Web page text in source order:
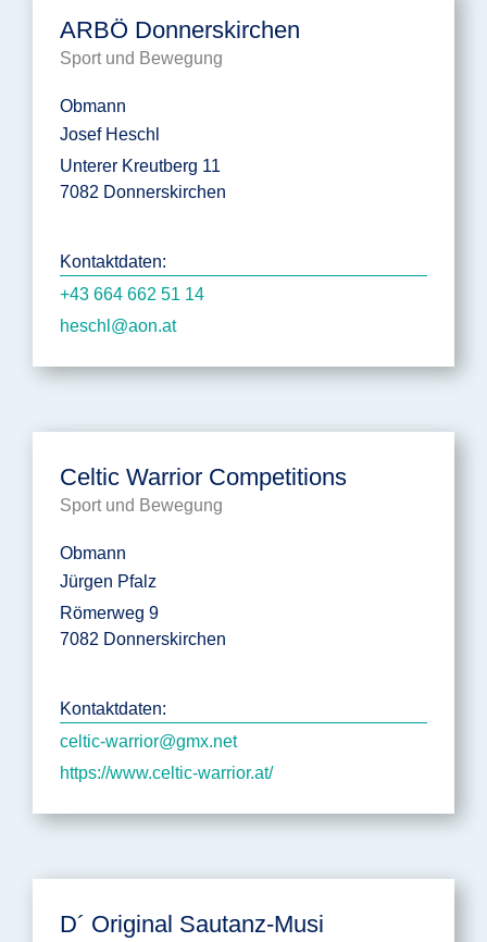
ARBÖ Donnerskirchen
Sport und Bewegung
Obmann
Josef Heschl
Unterer Kreutberg 11
7082 Donnerskirchen
Kontaktdaten:
+43 664 662 51 14
heschl@aon.at
Celtic Warrior Competitions
Sport und Bewegung
Obmann
Jürgen Pfalz
Römerweg 9
7082 Donnerskirchen
Kontaktdaten:
celtic-warrior@gmx.net
https://www.celtic-warrior.at/
D´ Original Sautanz-Musi